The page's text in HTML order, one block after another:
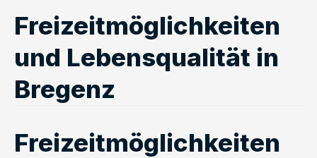
Freizeitmöglichkeiten
und Lebensqualität in
Bregenz
Freizeitmöglichkeiten